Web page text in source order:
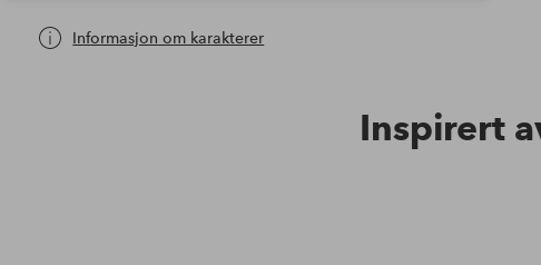
Informasjon om karakterer
Inspirert